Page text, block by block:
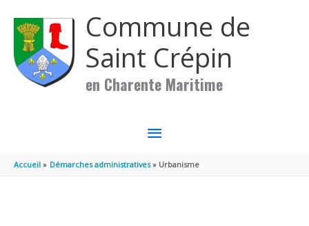
Commune de
Saint Crépin
en Charente Maritime
MENU
PRINCIPAL
Accueil Démarches administratives Urbanisme